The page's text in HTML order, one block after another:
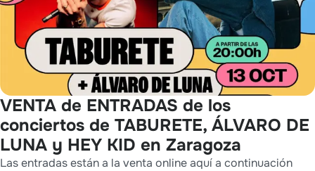
VENTA de ENTRADAS de los
conciertos de TABURETE, ÁLVARO DE
LUNA y HEY KID en Zaragoza
Las entradas están a la venta online aquí a continuación